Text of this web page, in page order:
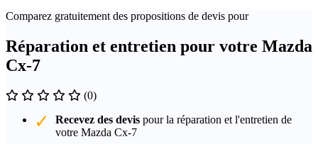
Comparez gratuitement des propositions de devis pour
Réparation et entretien pour votre Mazda
Cx-7
(0)
Recevez des devis pour la réparation et l'entretien de
votre Mazda Cx-7